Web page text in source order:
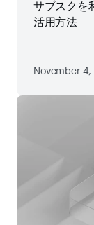
サブスクを
活用方法
November